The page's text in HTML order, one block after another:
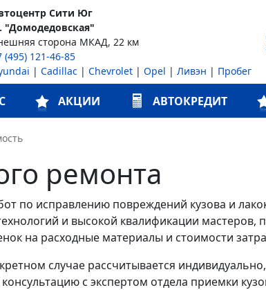
Сити Юг
"Домодедовская"
сторона МКАД, 22 км
(495) 121-46-85
| Cadillac| Chevrolet| Opel | Ливэн | Пробег
АКЦИИ АВТОКРЕДИТ
ремонта
по исправлению повреждений кузова и
и высокой квалификации мастеров,
на расходные материалы и стоимости
случае рассчитывается
с экспертом отдела приемки